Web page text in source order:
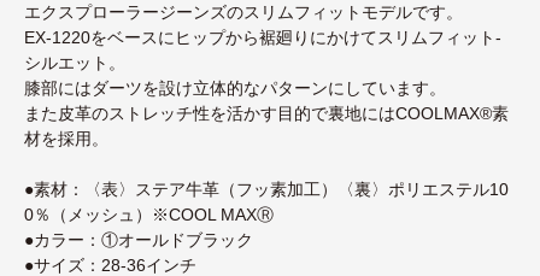
エクスプローラージーンズのスリムフィットモデルです。
EX-1220をベースにヒップから裾廻りにかけてスリムフィット-
シルエット。
膝部にはダーツを設け立体的なパターンにしています。
また皮革のストレッチ性を活かす目的で裏地にはCOOLMAX®素
材を採用。
●素材：〈表〉ステア牛革（フッ素加工）〈裏〉ポリエステル10
0％（メッシュ）※COOL MAXⓇ
●カラー：①オールドブラック
●サイズ：28-36インチ